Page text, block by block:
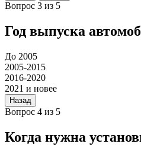
Вопрос 3 из 5
Год выпуска
До 2005
2005-2015
2016-2020
2021 и новее
Назад
Вопрос 4 из 5
Когда нужна